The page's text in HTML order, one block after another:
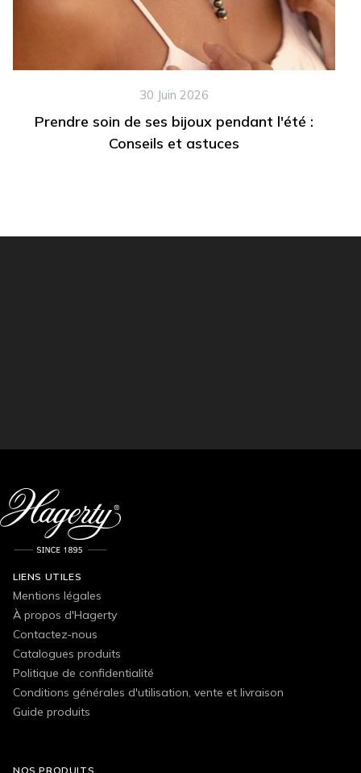
30 Juin 2026
Prendre soin de ses bijoux pendant l'été :
Conseils et astuces
LIENS UTILES
Mentions légales
À propos d'Hagerty
Contactez-nous
Catalogues produits
Politique de confidentialité
Conditions générales d'utilisation, vente et livraison
Guide produits
NOS PRODUITS